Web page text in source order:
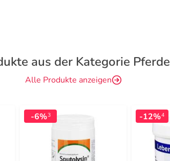
aus der Kategorie Pferde
Alle Produkte anzeigen
-6%3 -12%4